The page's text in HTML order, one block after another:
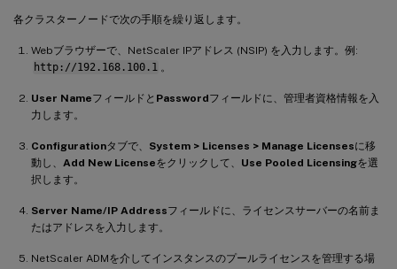
各クラスターノードで次の手順を繰り返します。
Webブラウザーで、NetScaler IPアドレス (NSIP) を入力します。例:
http://192.168.100.1 。
User Nameフィールドと Passwordフィールドに、管理者資格情報を入
力します。
Configurationタブで、 System > Licenses > Manage Licensesに移
動し、 Add New Licenseをクリックして、 Use Pooled Licensingを選
択します。
Server Name/IP Addressフィールドに、ライセンスサーバーの名前ま
たはアドレスを入力します。
NetScaler ADMを介してインスタンスのプールライセンスを管理する場